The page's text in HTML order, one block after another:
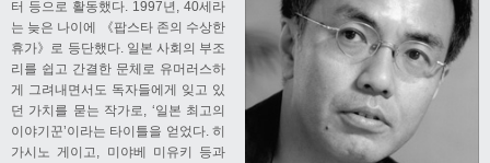
터 등으로 활동했다. 1997년, 40세라
는 늦은 나이에 《팝스타 존의 수상한
휴가》로 등단했다. 일본 사회의 부조
리를 쉽고 간결한 문체로 유머러스하
게 그려내면서도 독자들에게 잊고 있
던 가치를 묻는 작가로, ‘일본 최고의
이야기꾼’이라는 타이틀을 얻었다. 히
가시노 게이고, 미야베 미유키 등과